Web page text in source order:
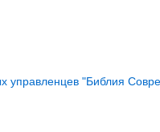
управленцев "Библия